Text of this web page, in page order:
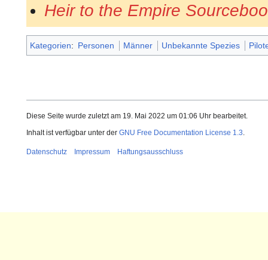
Heir to the Empire
Kategorien: Personen Männer Unbekannte Spezies
Diese Seite wurde zuletzt am 19. Mai 2022 um 01:06 Uhr bearbeitet.
Inhalt ist verfügbar unter der GNU Free Documentation License 1.3.
Datenschutz Impressum Haftungsausschluss